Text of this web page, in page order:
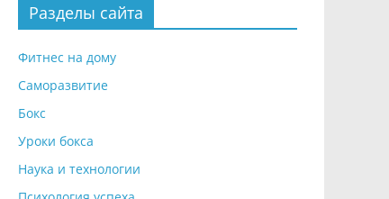
Разделы сайта
Фитнес на дому
Саморазвитие
Бокс
Уроки бокса
Наука и технологии